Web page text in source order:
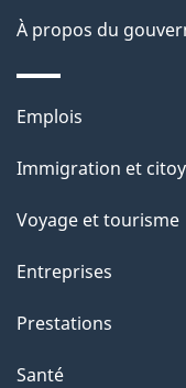
d
e
l
a
p
a
g
e
site
À propos du
Thèmes
sujets
Emplois
Immigration et
Voyage et tourisme
Entreprises
Prestations
Santé